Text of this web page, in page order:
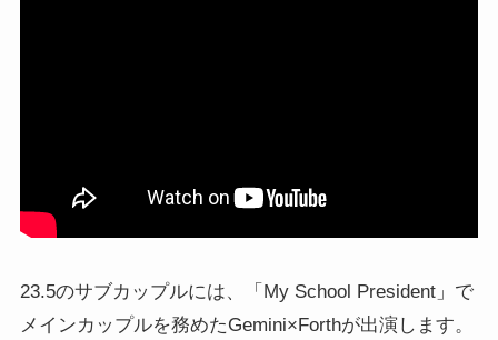
23.5のサブカップルには、「My School President」で
メインカップルを務めたGemini×Forthが出演します。